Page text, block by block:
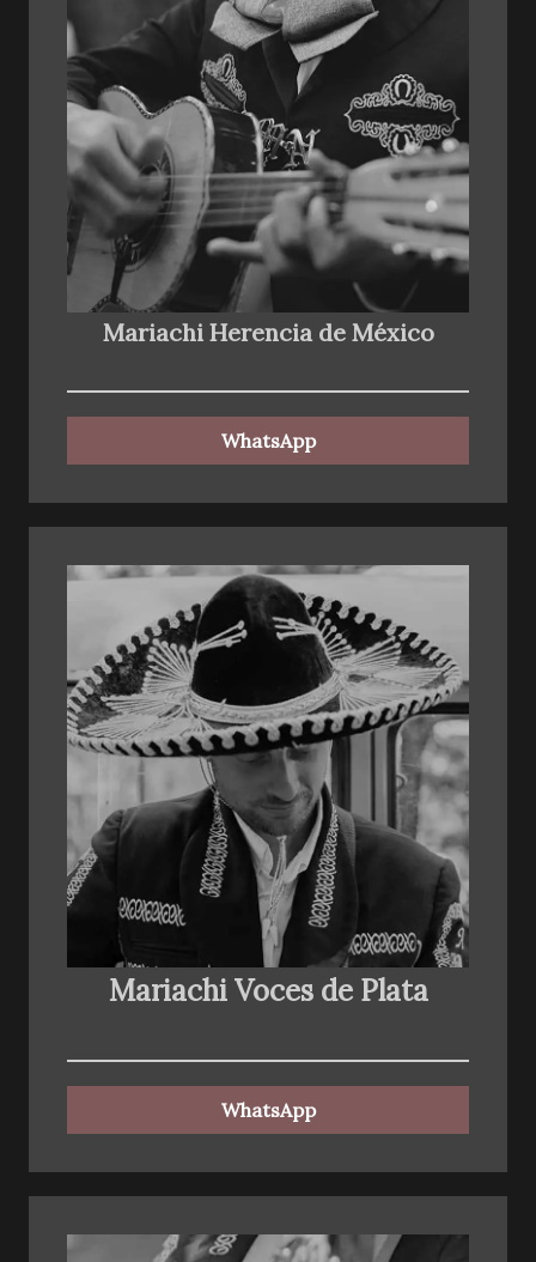
Mariachi Herencia de México
WhatsApp
Mariachi Voces de Plata
WhatsApp